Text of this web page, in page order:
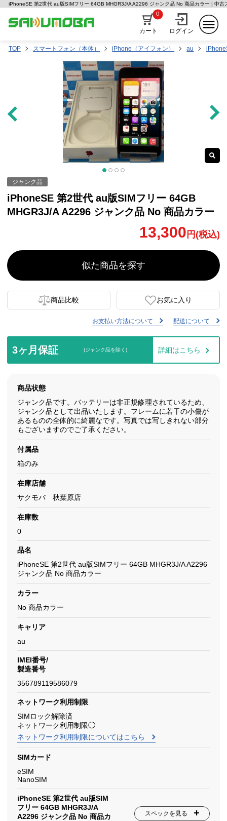
iPhoneSE 第2世代 au版SIMフリー 64GB MHGR3J/A A2296 ジャンク品 No 商品カラー | 中古
カート
0
ログイン
TOP スマートフォン（本体） iPhone（アイフォン） au
ジャンク品
iPhoneSE 第2世代 au版SIMフリー 64GB
MHGR3J/A A2296 ジャンク品 No 商品カラー
13,300 円(税込)
似た商品を探す
商品比較 お気に入り
お支払い方法について 配送について
3ヶ月保証 (ジャンク品を除く) 詳細はこちら
商品状態
ジャンク品です。バッテリーは非正規修理されているため、
ジャンク品として出品いたします。フレームに若干の小傷が
あるものの全体的に綺麗なです。写真では写しきれない部分
もございますのでご了承ください。
付属品
箱のみ
在庫店舗
サクモバ 秋葉原店
在庫数
0
品名
iPhoneSE 第2世代 au版SIMフリー 64GB MHGR3J/A A2296
ジャンク品 No 商品カラー
カラー
No 商品カラー
キャリア
au
IMEI番号/
製造番号
356789119586079
ネットワーク利用制限
SIMロック解除済
ネットワーク利用制限◯
ネットワーク利用制限についてはこちら
SIMカード
eSIM
NanoSIM
iPhoneSE 第2世代 au版SIM
フリー 64GB MHGR3J/A
A2296 ジャンク品 No 商品カ
スペックを見る